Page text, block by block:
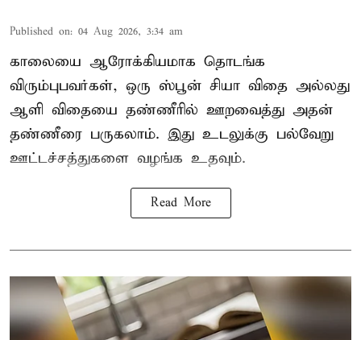
Published on: 04 Aug 2026, 3:34 am
காலையை ஆரோக்கியமாக தொடங்க
விரும்புபவர்கள், ஒரு ஸ்பூன் சியா விதை அல்லது
ஆளி விதையை தண்ணீரில் ஊறவைத்து அதன்
தண்ணீரை பருகலாம். இது உடலுக்கு பல்வேறு
ஊட்டச்சத்துகளை வழங்க உதவும்.
Read More